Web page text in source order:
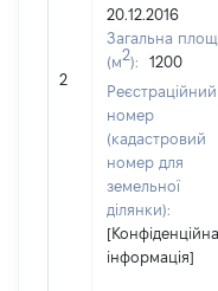
2
20.12.2016
Загальна
(м2):
1200
Реєстраційний
номер
(кадастровий
номер для
земельної
ділянки):
[Конфіденційна
інформація]